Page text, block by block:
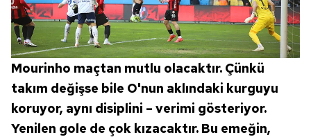
Mourinho maçtan mutlu olacaktır. Çünkü
takım değişse bile O'nun aklındaki kurguyu
koruyor, aynı disiplini – verimi gösteriyor.
Yenilen gole de çok kızacaktır. Bu emeğin,